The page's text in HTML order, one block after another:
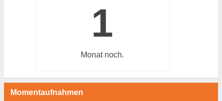
1
Monatnoch.
Momentaufnahmen